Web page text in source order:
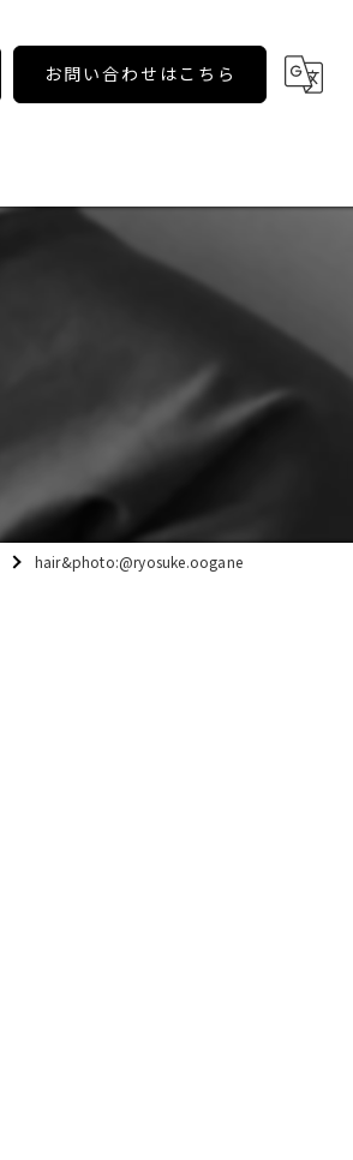
お問い合わせはこちら
hair&photo:@ryosuke.oogane